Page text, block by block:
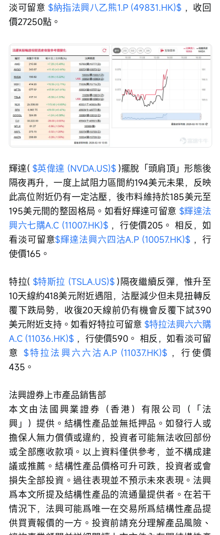
淡可留意 $納指法興八乙熊1.P (49831.HK)$ ，收回
價27250點。
輝達( $英偉達 (NVDA.US)$ )擺脫「頭肩頂」形態後
隔夜再升，一度上試阻力區間約194美元未果，反映
此高位附近仍有一定沽壓，後市料維持於185美元至
195美元間的整固格局。如看好輝達可留意 $輝達法
興六七購A.C (11007.HK)$ ，行使價205。 相反，如
看淡可留意$輝達法興六四沽A.P (10057.HK)$ ，行
使價165。
特拉( $特斯拉 (TSLA.US)$ )隔夜繼續反彈，惟升至
10天線約418美元附近遇阻，沽壓減少但未見扭轉反
覆下跌局勢，收復20天線前仍有機會反覆下試390
美元附近支持。如看好特拉可留意 $特拉法興六六購
A.C (11036.HK)$ ，行使價590。 相反，如看淡可留
意 $特拉法興六六沽A.P (11037.HK)$ ，行使價
435。
法興證券上市產品銷售部
本文由法國興業證券（香港）有限公司（「法
興」）提供。結構性產品並無抵押品。如發行人或
擔保人無力償債或違約，投資者可能無法收回部份
或全部應收款項。以上資料僅供參考，並不構成建
議或推薦。結構性產品價格可升可跌，投資者或會
損失全部投資。過往表現並不預示未來表現。法興
爲本文所提及結構性產品的流通量提供者。在若干
情況下，法興可能爲唯一在交易所爲結構性產品提
供買賣報價的一方。投資前請充分理解產品風險、